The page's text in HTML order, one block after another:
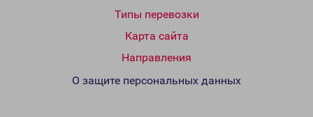
Типы перевозки
Карта сайта
Направления
О защите персональных данных